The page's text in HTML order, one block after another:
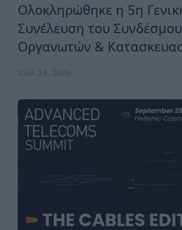
Ολοκληρώθηκε η 5η
Συνέλευση του Συνδέσμου
Οργανωτών &
Εκθέσεων Ελλάδος
Ιουλ 24, 2026